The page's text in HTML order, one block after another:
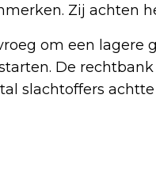
Zij achten
om een
De
slachtoffers